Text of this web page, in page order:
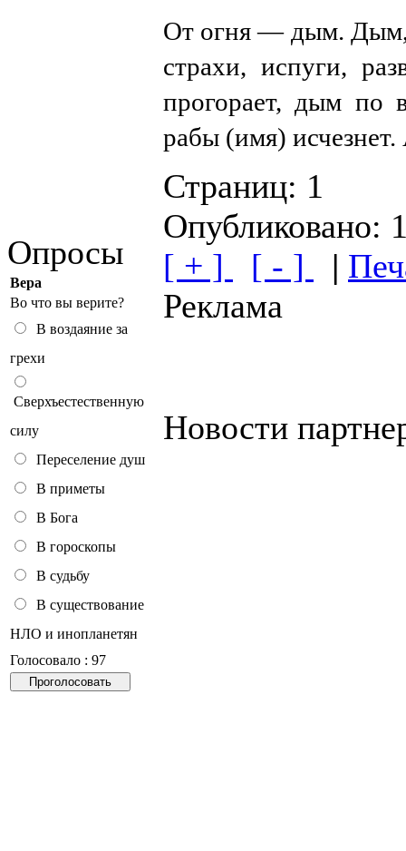
Опросы
Вера
Во что вы верите?
В воздаяние за
грехи
Сверхъестественную
силу
Переселение душ
В приметы
В Бога
В гороскопы
В судьбу
В существование
НЛО и инопланетян
Голосовало : 97
От огня — дым. Дым,
страхи, испуги,
прогорает, дым по
рабы (имя)
Страниц: 1
Опубликовано:
[ + ]
[ - ] |
Реклама
Новости